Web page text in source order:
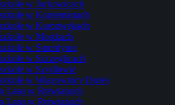
w Jurkowicach
w Koniemłotach
w Kurozwękach
w Mostkach
w Smerdynie
w Szczeglicach
w Szydłowie
w Wiązownicy Dużej
Lasu w Rytwianach
Lasu w Rytwianach